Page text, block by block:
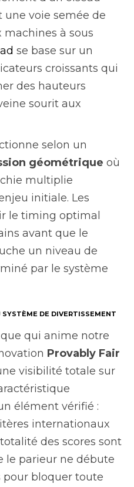
une voie semée de
machines à sous
se base sur un
croissants qui
des hauteurs
sourit aux
selon un
géométrique où
multiplie
initiale. Les
le timing optimal
avant que le
un niveau de
par le système
DE DIVERTISSEMENT
qui anime notre
Provably Fair
visibilité totale sur
élément vérifié :
internationaux
des scores sont
le parieur ne débute
pour bloquer toute